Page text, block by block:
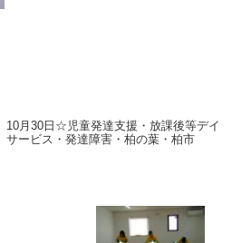
10月30日☆児童発達支援・放課後等デイ
サービス・発達障害・柏の葉・柏市